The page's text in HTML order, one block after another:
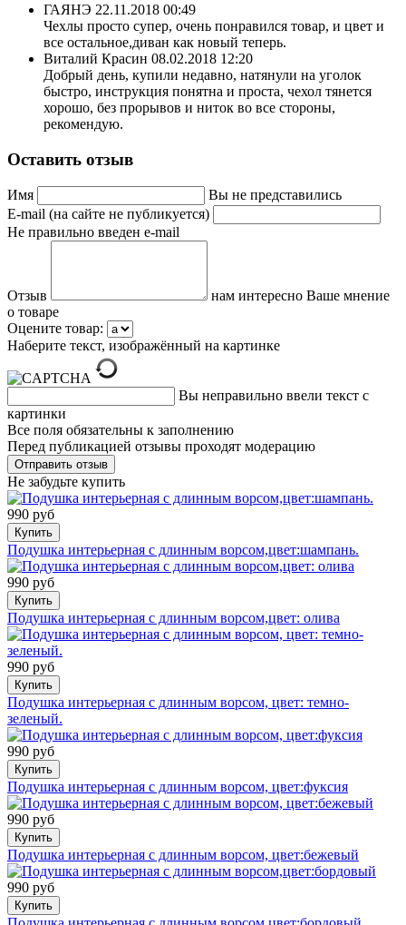
ГАЯНЭ 22.11.2018 00:49
Чехлы просто супер, очень понравился товар, и цвет и
все остальное,диван как новый теперь.
Виталий Красин 08.02.2018 12:20
Добрый день, купили недавно, натянули на уголок
быстро, инструкция понятна и проста, чехол тянется
хорошо, без прорывов и ниток во все стороны,
рекомендую.
Оставить отзыв
Имя
Вы не представились
E-mail (на сайте не публикуется)
Не правильно введен e-mail
Отзыв
нам интересно Ваше мнение
о товаре
Оцените товар:
Наберите текст, изображённый на картинке
Вы неправильно ввели текст с
картинки
Все поля обязательны к заполнению
Перед публикацией отзывы проходят модерацию
Не забудьте купить
990 руб
Купить
Подушка интерьерная с длинным ворсом,цвет:шампань.
990 руб
Купить
Подушка интерьерная с длинным ворсом,цвет: олива
990 руб
Купить
Подушка интерьерная с длинным ворсом, цвет: темно-
зеленый.
990 руб
Купить
Подушка интерьерная с длинным ворсом, цвет:фуксия
990 руб
Купить
Подушка интерьерная с длинным ворсом, цвет:бежевый
990 руб
Купить